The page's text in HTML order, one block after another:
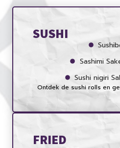
SUSHI
Sashimi
Sushi nigiri
Ontdek de sushi rolls en
FRIED